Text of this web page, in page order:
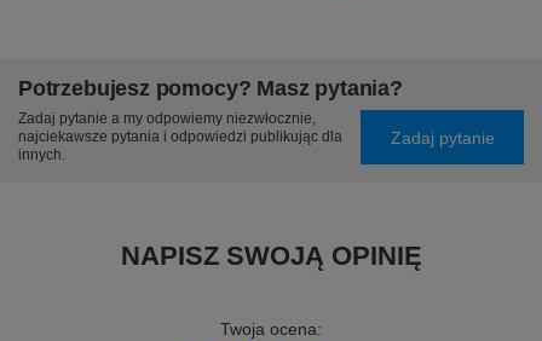
Potrzebujesz pomocy? Masz pytania?
Zadaj pytanie a my odpowiemy niezwłocznie,
najciekawsze pytania i odpowiedzi publikując dla
innych.
Zadaj pytanie
NAPISZ SWOJĄ OPINIĘ
Twoja ocena: